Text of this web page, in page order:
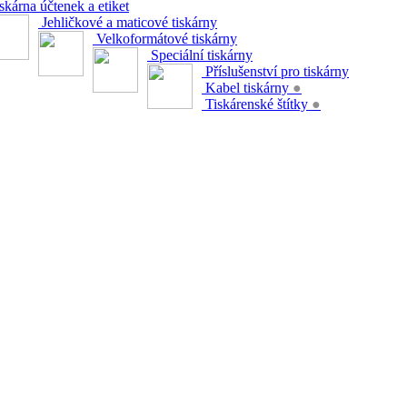
účtenek a etiket
Jehličkové a maticové tiskárny
Velkoformátové tiskárny
Speciální tiskárny
Příslušenství pro tiskárny
Kabel tiskárny ●
Tiskárenské štítky ●